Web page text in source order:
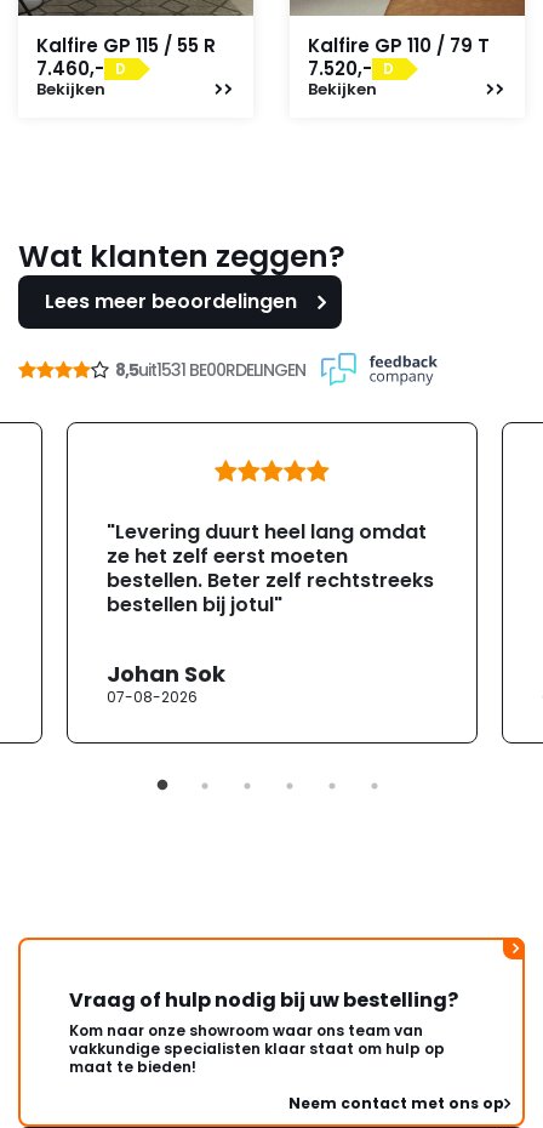
Kalfire GP 115 / 55 R
7.460,-
D
Bekijken
Kalfire GP 110 / 79 T
7.520,-
D
Bekijken
Wat klanten zeggen?
Lees meer beoordelingen
8,5uit1531 BE00RDELINGEN
"Levering duurt heel lang omdat
ze het zelf eerst moeten
bestellen. Beter zelf rechtstreeks
bestellen bij jotul"
Johan Sok
07-08-2026
Vraag of hulp nodig bij uw bestelling?
Kom naar onze showroom waar ons team van
vakkundige specialisten klaar staat om hulp op
maat te bieden!
Neem contact met ons op